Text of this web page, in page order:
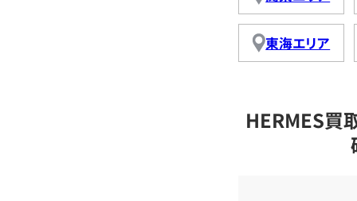
東海エリア
HERMES買